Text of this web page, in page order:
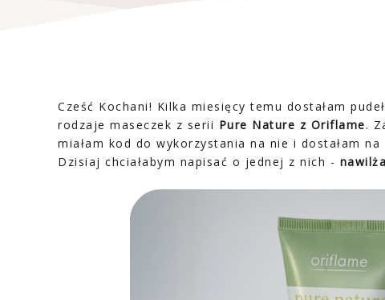
Cześć Kochani! Kilka miesięcy temu dostałam
rodzaje maseczek z serii Pure Nature z Oriflame.
miałam kod do wykorzystania na nie i dostałam
Dzisiaj chciałabym napisać o jednej z nich -